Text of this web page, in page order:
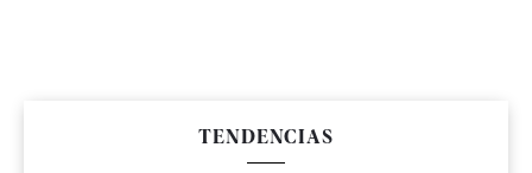
TENDENCIAS